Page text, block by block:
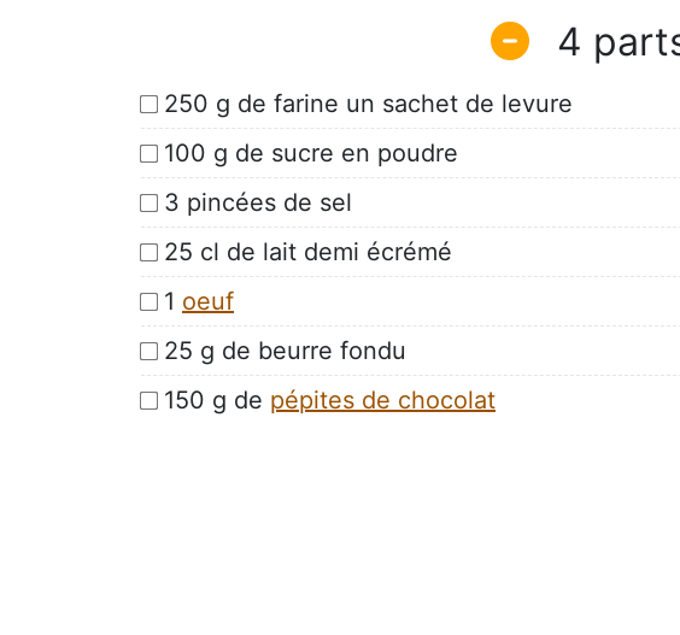
4
250 g de farine un sachet de levure
100 g de sucre en poudre
3 pincées de sel
25 cl de lait demi écrémé
1 oeuf
25 g de beurre fondu
150 g de pépites de chocolat